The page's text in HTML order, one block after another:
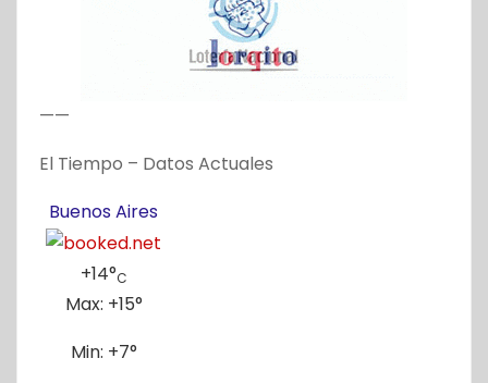
e
n
t
r
a
——
El Tiempo – Datos Actuales
Buenos Aires
+14°C
Max: +15°
Min: +7°